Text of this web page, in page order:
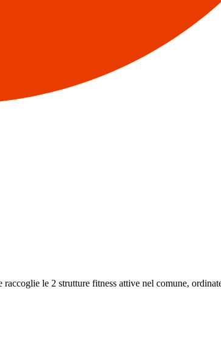
le 2 strutture fitness attive nel comune,